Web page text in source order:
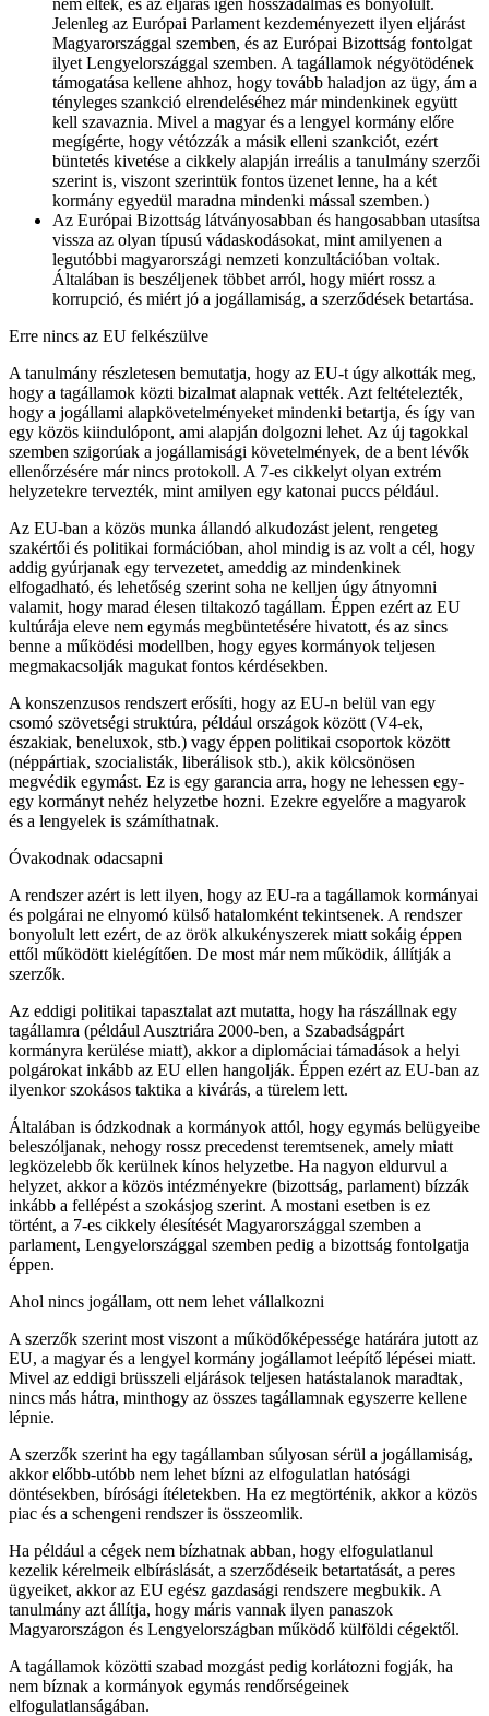
Jelenleg az Európai Parlament kezdeményezett ilyen eljárást
Magyarországgal szemben, és az Európai Bizottság fontolgat
ilyet Lengyelországgal szemben. A tagállamok négyötödének
támogatása kellene ahhoz, hogy tovább haladjon az ügy, ám a
tényleges szankció elrendeléséhez már mindenkinek együtt
kell szavaznia. Mivel a magyar és a lengyel kormány előre
megígérte, hogy vétózzák a másik elleni szankciót, ezért
büntetés kivetése a cikkely alapján irreális a tanulmány szerzői
szerint is, viszont szerintük fontos üzenet lenne, ha a két
kormány egyedül maradna mindenki mással szemben.)
Az Európai Bizottság látványosabban és hangosabban utasítsa
vissza az olyan típusú vádaskodásokat, mint amilyenen a
legutóbbi magyarországi nemzeti konzultációban voltak.
Általában is beszéljenek többet arról, hogy miért rossz a
korrupció, és miért jó a jogállamiság, a szerződések betartása.
Erre nincs az EU felkészülve
A tanulmány részletesen bemutatja, hogy az EU-t úgy alkották meg,
hogy a tagállamok közti bizalmat alapnak vették. Azt feltételezték,
hogy a jogállami alapkövetelményeket mindenki betartja, és így van
egy közös kiindulópont, ami alapján dolgozni lehet. Az új tagokkal
szemben szigorúak a jogállamisági követelmények, de a bent lévők
ellenőrzésére már nincs protokoll. A 7-es cikkelyt olyan extrém
helyzetekre tervezték, mint amilyen egy katonai puccs például.
Az EU-ban a közös munka állandó alkudozást jelent, rengeteg
szakértői és politikai formációban, ahol mindig is az volt a cél, hogy
addig gyúrjanak egy tervezetet, ameddig az mindenkinek
elfogadható, és lehetőség szerint soha ne kelljen úgy átnyomni
valamit, hogy marad élesen tiltakozó tagállam. Éppen ezért az EU
kultúrája eleve nem egymás megbüntetésére hivatott, és az sincs
benne a működési modellben, hogy egyes kormányok teljesen
megmakacsolják magukat fontos kérdésekben.
A konszenzusos rendszert erősíti, hogy az EU-n belül van egy
csomó szövetségi struktúra, például országok között (V4-ek,
északiak, beneluxok, stb.) vagy éppen politikai csoportok között
(néppártiak, szocialisták, liberálisok stb.), akik kölcsönösen
megvédik egymást. Ez is egy garancia arra, hogy ne lehessen egy-
egy kormányt nehéz helyzetbe hozni. Ezekre egyelőre a magyarok
és a lengyelek is számíthatnak.
Óvakodnak odacsapni
A rendszer azért is lett ilyen, hogy az EU-ra a tagállamok kormányai
és polgárai ne elnyomó külső hatalomként tekintsenek. A rendszer
bonyolult lett ezért, de az örök alkukényszerek miatt sokáig éppen
ettől működött kielégítően. De most már nem működik, állítják a
szerzők.
Az eddigi politikai tapasztalat azt mutatta, hogy ha rászállnak egy
tagállamra (például Ausztriára 2000-ben, a Szabadságpárt
kormányra kerülése miatt), akkor a diplomáciai támadások a helyi
polgárokat inkább az EU ellen hangolják. Éppen ezért az EU-ban az
ilyenkor szokásos taktika a kivárás, a türelem lett.
Általában is ódzkodnak a kormányok attól, hogy egymás belügyeibe
beleszóljanak, nehogy rossz precedenst teremtsenek, amely miatt
legközelebb ők kerülnek kínos helyzetbe. Ha nagyon eldurvul a
helyzet, akkor a közös intézményekre (bizottság, parlament) bízzák
inkább a fellépést a szokásjog szerint. A mostani esetben is ez
történt, a 7-es cikkely élesítését Magyarországgal szemben a
parlament, Lengyelországgal szemben pedig a bizottság fontolgatja
éppen.
Ahol nincs jogállam, ott nem lehet vállalkozni
A szerzők szerint most viszont a működőképessége határára jutott az
EU, a magyar és a lengyel kormány jogállamot leépítő lépései miatt.
Mivel az eddigi brüsszeli eljárások teljesen hatástalanok maradtak,
nincs más hátra, minthogy az összes tagállamnak egyszerre kellene
lépnie.
A szerzők szerint ha egy tagállamban súlyosan sérül a jogállamiság,
akkor előbb-utóbb nem lehet bízni az elfogulatlan hatósági
döntésekben, bírósági ítéletekben. Ha ez megtörténik, akkor a közös
piac és a schengeni rendszer is összeomlik.
Ha például a cégek nem bízhatnak abban, hogy elfogulatlanul
kezelik kérelmeik elbíráslását, a szerződéseik betartatását, a peres
ügyeiket, akkor az EU egész gazdasági rendszere megbukik. A
tanulmány azt állítja, hogy máris vannak ilyen panaszok
Magyarországon és Lengyelországban működő külföldi cégektől.
A tagállamok közötti szabad mozgást pedig korlátozni fogják, ha
nem bíznak a kormányok egymás rendőrségeinek
elfogulatlanságában.